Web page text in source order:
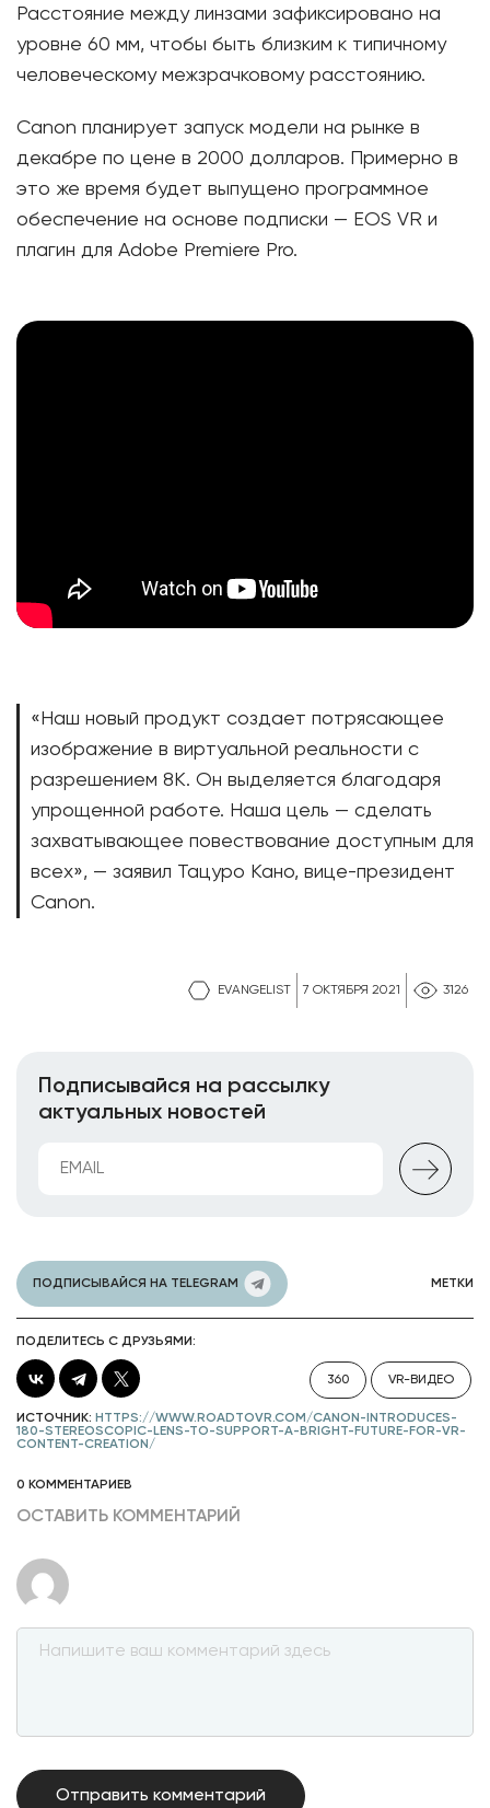
EVANGELIST 7 ОКТЯБРЯ 2021 3126
Расстояние между линзами зафиксировано на
уровне 60 мм, чтобы быть близким к типичному
человеческому межзрачковому расстоянию.
Canon планирует запуск модели на рынке в
декабре по цене в 2000 долларов. Примерно в
это же время будет выпущено программное
обеспечение на основе подписки — EOS VR и
плагин для Adobe Premiere Pro.
«Наш новый продукт создает потрясающее
изображение в виртуальной реальности с
разрешением 8К. Он выделяется благодаря
упрощенной работе. Наша цель — сделать
захватывающее повествование доступным для
всех», — заявил Тацуро Кано, вице-президент
Canon.
Подписывайся на рассылку
актуальных новостей
ПОДПИСЫВАЙСЯ НА TELEGRAM МЕТКИ
ПОДЕЛИТЕСЬ С ДРУЗЬЯМИ:
360 VR-ВИДЕО
ИСТОЧНИК: HTTPS://WWW.ROADTOVR.COM/CANON-INTRODUCES-
180-STEREOSCOPIC-LENS-TO-SUPPORT-A-BRIGHT-FUTURE-FOR-VR-
CONTENT-CREATION/
0 КОММЕНТАРИЕВ
ОСТАВИТЬ КОММЕНТАРИЙ